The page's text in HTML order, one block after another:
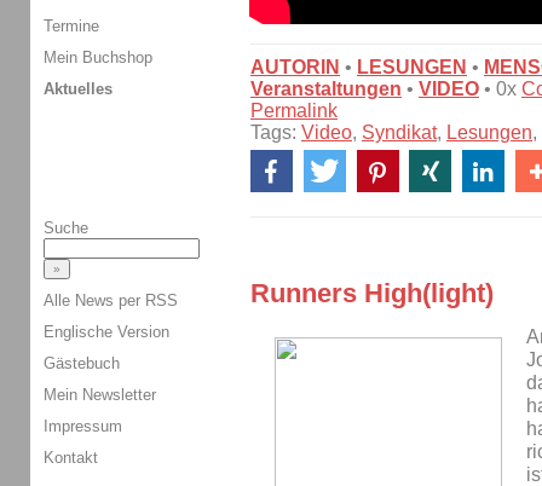
AUTORIN • LESUNGEN •
Veranstaltungen • VIDEO • 0x
Permalink
Tags: Video, Syndikat, Lesungen,
Runners High(light)
Termine
Mein Buchshop
Aktuelles
Suche
Alle News per RSS
Englische Version
Gästebuch
Mein Newsletter
Impressum
Kontakt